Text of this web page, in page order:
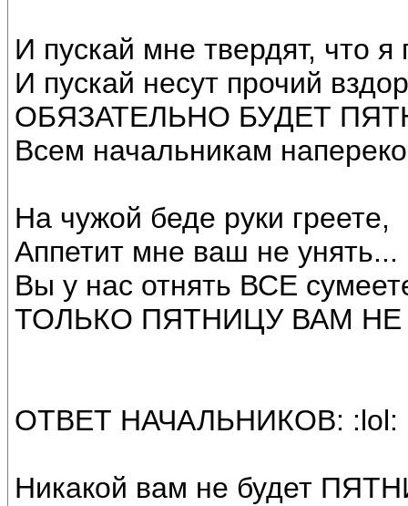
И пускай мне твердят, что я
И пускай несут прочий
ОБЯЗАТЕЛЬНО БУДЕТ
Всем начальникам
На чужой беде руки греете,
Аппетит мне ваш не унять...
Вы у нас отнять ВСЕ
ТОЛЬКО ПЯТНИЦУ ВАМ НЕ
ОТВЕТ НАЧАЛЬНИКОВ: :lol:
Никакой вам не будет